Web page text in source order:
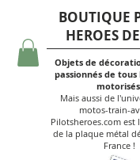
BOUTIQUE
HEROES
Objets de
passionnés de tous
motorisés
Mais aussi de
motos-train-
Pilotsheroes.com est
de la plaque métal
France !